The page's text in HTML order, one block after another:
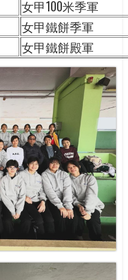
女甲100米季軍
女甲鐵餅季軍
女甲鐵餅殿軍